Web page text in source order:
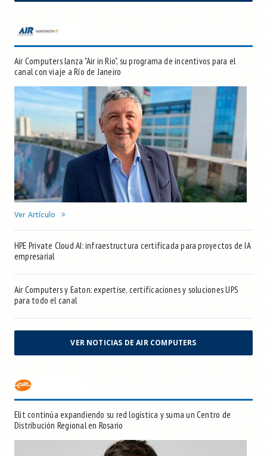
Air Computers lanza "Air in Rio", su programa de incentivos para el
canal con viaje a Río de Janeiro
Ver Artículo
HPE Private Cloud AI: infraestructura certificada para proyectos de IA
empresarial
Air Computers y Eaton: expertise, certificaciones y soluciones UPS
para todo el canal
VER NOTICIAS DE AIR COMPUTERS
Elit continúa expandiendo su red logística y suma un Centro de
Distribución Regional en Rosario